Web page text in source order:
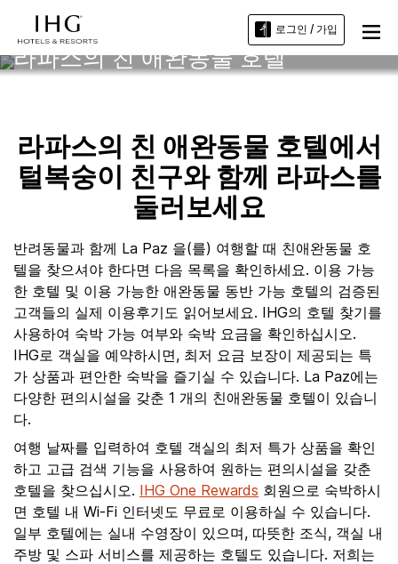
로그인 / 가입
라파스의 친 애완동물 호텔
라파스의 친 애완동물 호텔에서
털복숭이 친구와 함께 라파스를
둘러보세요
반려동물과 함께 La Paz 을(를) 여행할 때 친애완동물 호
텔을 찾으셔야 한다면 다음 목록을 확인하세요. 이용 가능
한 호텔 및 이용 가능한 애완동물 동반 가능 호텔의 검증된
고객들의 실제 이용후기도 읽어보세요. IHG의 호텔 찾기를
사용하여 숙박 가능 여부와 숙박 요금을 확인하십시오.
IHG로 객실을 예약하시면, 최저 요금 보장이 제공되는 특
가 상품과 편안한 숙박을 즐기실 수 있습니다. La Paz에는
다양한 편의시설을 갖춘 1 개의 친애완동물 호텔이 있습니
다.
여행 날짜를 입력하여 호텔 객실의 최저 특가 상품을 확인
하고 고급 검색 기능을 사용하여 원하는 편의시설을 갖춘
호텔을 찾으십시오. IHG One Rewards 회원으로 숙박하시
면 호텔 내 Wi-Fi 인터넷도 무료로 이용하실 수 있습니다.
일부 호텔에는 실내 수영장이 있으며, 따뜻한 조식, 객실 내
주방 및 스파 서비스를 제공하는 호텔도 있습니다. 저희는